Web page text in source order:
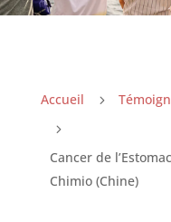
Accueil 5
5
Cancer de
Chimio (Chine)